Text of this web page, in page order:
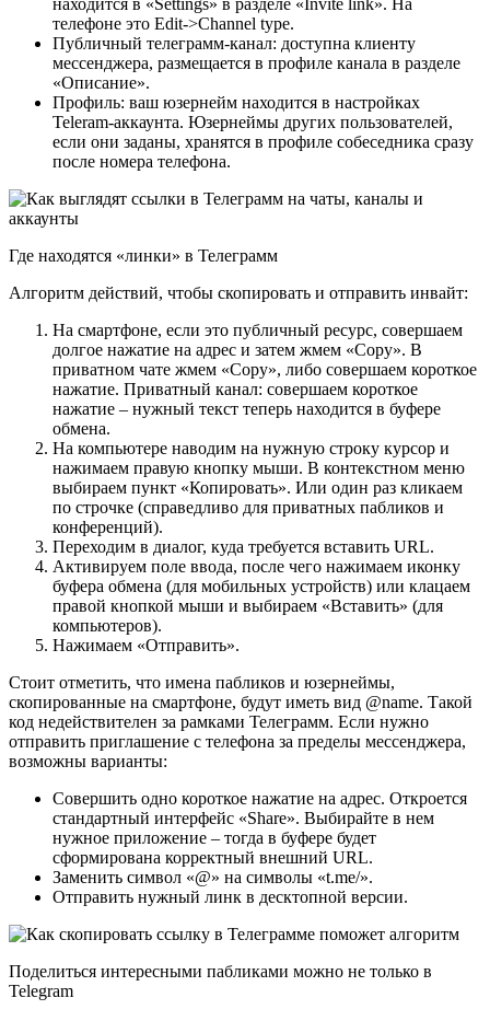
находится в «Settings» в разделе «Invite link». На
телефоне это Edit->Channel type.
Публичный телеграмм-канал: доступна клиенту
мессенджера, размещается в профиле канала в разделе
«Описание».
Профиль: ваш юзернейм находится в настройках
Teleram-аккаунта. Юзернеймы других пользователей,
если они заданы, хранятся в профиле собеседника сразу
после номера телефона.
Где находятся «линки» в Телеграмм
Алгоритм действий, чтобы скопировать и отправить инвайт:
На смартфоне, если это публичный ресурс, совершаем
долгое нажатие на адрес и затем жмем «Copy». В
приватном чате жмем «Copy», либо совершаем короткое
нажатие. Приватный канал: совершаем короткое
нажатие – нужный текст теперь находится в буфере
обмена.
На компьютере наводим на нужную строку курсор и
нажимаем правую кнопку мыши. В контекстном меню
выбираем пункт «Копировать». Или один раз кликаем
по строчке (справедливо для приватных пабликов и
конференций).
Переходим в диалог, куда требуется вставить URL.
Активируем поле ввода, после чего нажимаем иконку
буфера обмена (для мобильных устройств) или клацаем
правой кнопкой мыши и выбираем «Вставить» (для
компьютеров).
Нажимаем «Отправить».
Стоит отметить, что имена пабликов и юзернеймы,
скопированные на смартфоне, будут иметь вид @name. Такой
код недействителен за рамками Телеграмм. Если нужно
отправить приглашение с телефона за пределы мессенджера,
возможны варианты:
Совершить одно короткое нажатие на адрес. Откроется
стандартный интерфейс «Share». Выбирайте в нем
нужное приложение – тогда в буфере будет
сформирована корректный внешний URL.
Заменить символ «@» на символы «t.me/».
Отправить нужный линк в десктопной версии.
Поделиться интересными пабликами можно не только в
Telegram